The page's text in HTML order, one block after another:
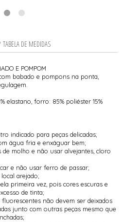
TABELA DE MEDIDAS
E POMPOM
babado e pompons na ponta,
elastano, forro: 85% poliéster 15%
indicado para peças delicadas;
água fria e enxáguar bem;
molho e não usar alvejantes, cloro
e não usar ferro de passar;
arejado;
primeira vez, pois cores escuras e
de tinta;
não devem ser deixados
junto com outras peças mesmo que